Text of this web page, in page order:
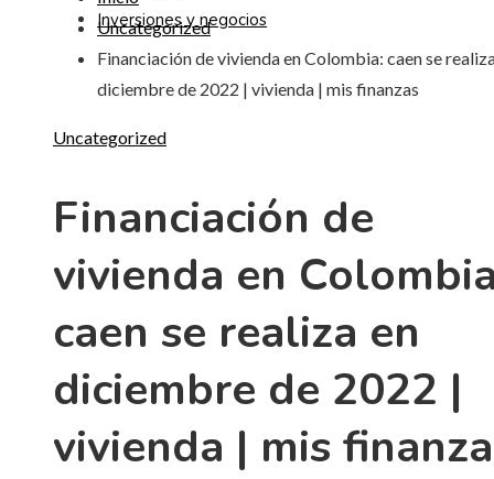
Inversiones y negocios
Uncategorized
Financiación de vivienda en Colombia: caen se
diciembre de 2022 | vivienda | mis finanzas
Uncategorized
Financiación de
vivienda en
caen se realiza en
diciembre de 2022 |
vivienda | mis